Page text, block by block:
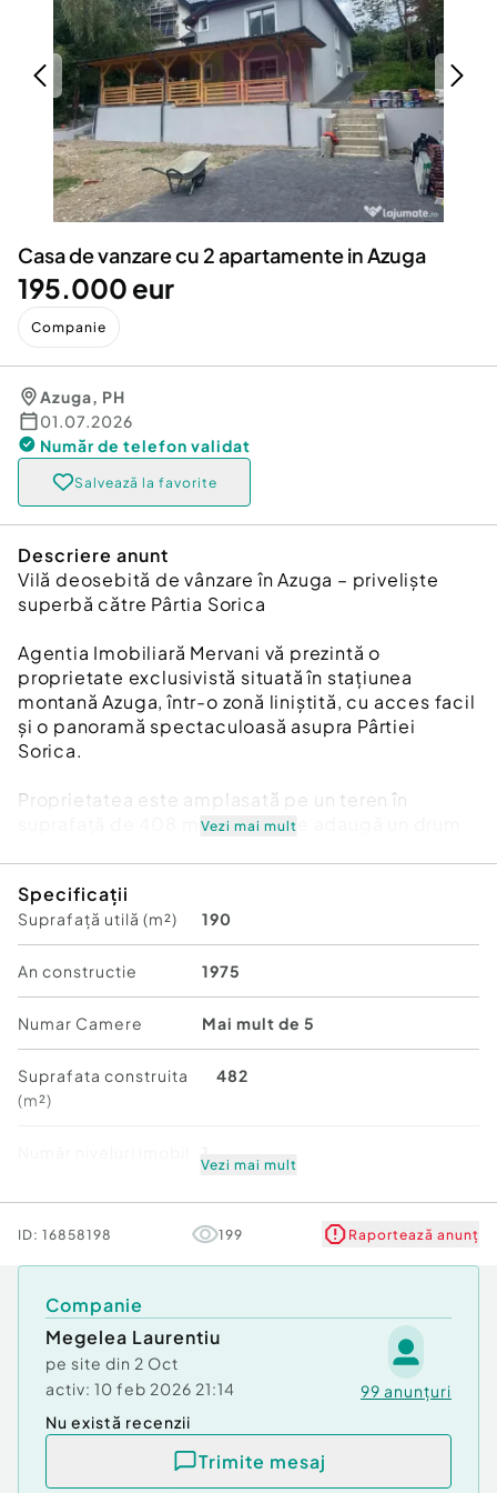
Servicii
Animale de companie
Afaceri și echipamente profesionale
Inchiriere Bunuri si Vehicule
Utilaje agricole si industriale
Piese auto si accesorii
Dacia Duster
Casa de vanzare cu 2 apartamente in Azuga
195.000 eur
Companie
Azuga, PH
01.07.2026
Număr de telefon validat
Salvează la favorite
Descriere anunt
Vilă deosebită de vânzare în Azuga – priveliște
superbă către Pârtia Sorica
Agentia Imobiliară Mervani vă prezintă o
proprietate exclusivistă situată în stațiunea
montană Azuga, într-o zonă liniștită, cu acces facil
și o panoramă spectaculoasă asupra Pârtiei
Sorica.
Proprietatea este amplasată pe un teren în
suprafață de 408 mp, la care se adaugă un drum
mp, complet renovată în anul 2026.
Unul dintre marile avantaje ale acestei proprietăți
este compartimentarea inteligentă în două
apartamente independente, ceea ce o transformă
într-o alegere excelentă atât pentru locuire
permanentă, cât și pentru exploatare turistică în
regim hotelier.
• Terasă spațioasă
• baie (dotată cu cadă și saună) + grup sanitar.
Etaj:
• 2 dormitoare
• Living cu bucătărie open-space
• 2 băi cu duș
• Izolat termic
Vezi mai mult
Specificații
Suprafață utilă (m²) 190
An constructie 1975
Numar Camere Mai mult de 5
Suprafata construita
(m²)
482
Stare Bună
Vezi mai mult
ID: 16858198 199 Raportează anunț
Companie
Megelea Laurentiu
pe site din 2 Oct
activ: 10 feb 2026 21:14 99 anunțuri
Nu există recenzii
Trimite mesaj